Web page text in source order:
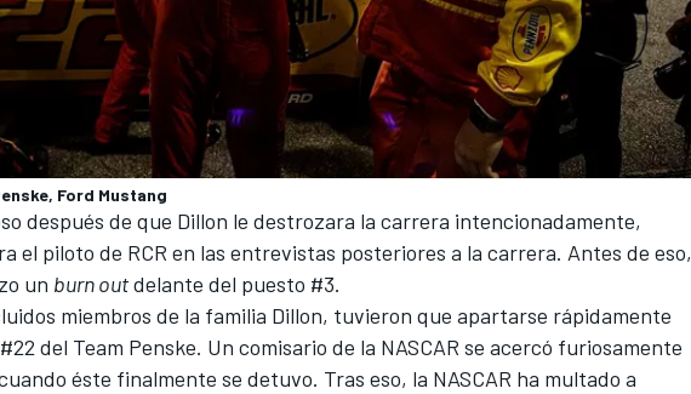
Ford Mustang
después de que Dillon le destrozara la carrera intencionadamente,
el piloto de RCR en las entrevistas posteriores a la carrera. Antes de eso,
un burn outdelante del puesto #3.
miembros de la familia Dillon, tuvieron que apartarse rápidamente
del Team Penske. Un comisario de la NASCAR se acercó furiosamente
éste finalmente se detuvo. Tras eso, la NASCAR ha multado a